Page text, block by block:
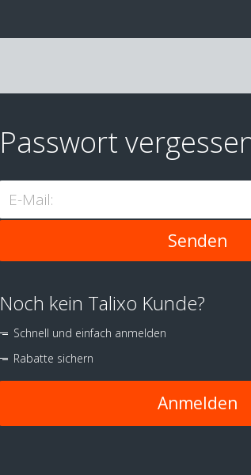
Passwort
E-Mail:
Noch kein Talixo Kunde?
Schnell und einfach anmelden
Rabatte sichern
Anmelden